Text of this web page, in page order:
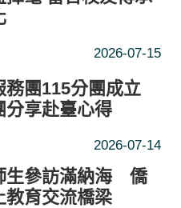
2026-07-15
務團115分團成立
分享赴臺心得
2026-07-14
生參訪滿納海 僑
教育交流橋梁